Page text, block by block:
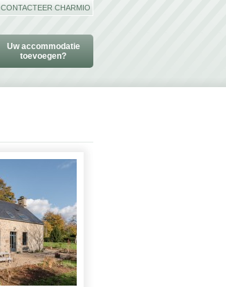
Uw accommodatie
toevoegen?
CONTACTEER CHARMIO